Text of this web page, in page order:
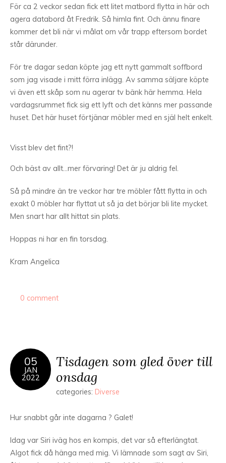
För ca 2 veckor sedan fick ett litet matbord flytta in här och
agera databord åt Fredrik. Så himla fint. Och ännu finare
kommer det bli när vi målat om vår trapp eftersom bordet
står därunder.
För tre dagar sedan köpte jag ett nytt gammalt soffbord
som jag visade i mitt förra inlägg. Av samma säljare köpte
vi även ett skåp som nu agerar tv bänk här hemma. Hela
vardagsrummet fick sig ett lyft och det känns mer passande
huset. Det här huset förtjänar möbler med en själ helt enkelt.
Visst blev det fint?!
Och bäst av allt…mer förvaring! Det är ju aldrig fel.
Så på mindre än tre veckor har tre möbler fått flytta in och
exakt 0 möbler har flyttat ut så ja det börjar bli lite mycket.
Men snart har allt hittat sin plats.
Hoppas ni har en fin torsdag.
Kram Angelica
0 comment
05
JAN
2022
Tisdagen som gled över till
onsdag
categories: Diverse
Hur snabbt går inte dagarna ? Galet!
Idag var Siri iväg hos en kompis, det var så efterlängtat.
Algot fick då hänga med mig. Vi lämnade som sagt av Siri,